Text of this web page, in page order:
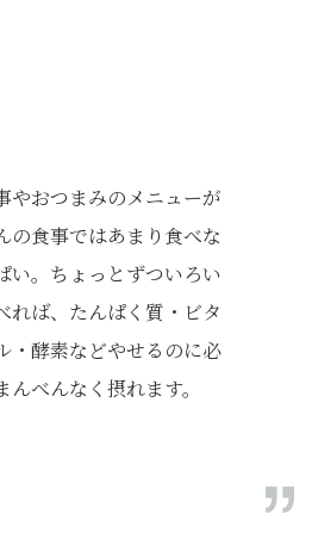
やおつまみのメニューが
の食事ではあまり食べな
い。ちょっとずついろい
れば、たんぱく質・ビタ
・酵素などやせるのに必
べんなく摂れます。